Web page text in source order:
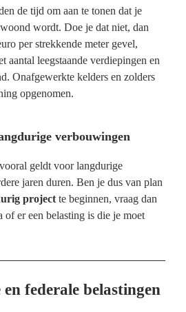
de tijd om aan te tonen dat je
wordt. Doe je dat niet, dan
per strekkende meter gevel,
aantal leegstaande verdiepingen en
Onafgewerkte kelders en zolders
opgenomen.
verbouwingen
geldt voor langdurige
jaren duren. Ben je dus van plan
project te beginnen, vraag dan
of er een belasting is die je moet
federale belastingen